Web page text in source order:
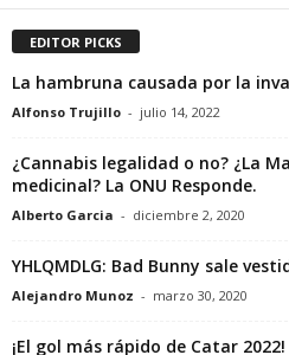
EDITOR PICKS
La hambruna causada por la
Alfonso Trujillo - julio 14, 2022
¿Cannabis legalidad o no? ¿La
medicinal? La ONU Responde.
Alberto Garcia - diciembre 2, 2020
YHLQMDLG: Bad Bunny sale
Alejandro Munoz - marzo 30, 2020
¡El gol más rápido de Catar